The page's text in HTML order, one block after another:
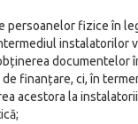
persoanelor fizice în
instalatorilor
documentelor
finanțare, ci, în
acestora la